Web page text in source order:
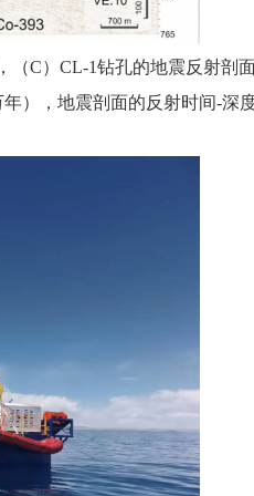
（C）CL-1钻孔的地震反射剖
），地震剖面的反射时间-深